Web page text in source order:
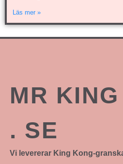
Läs mer »
MR
. SE
Vi levererar King Kong-